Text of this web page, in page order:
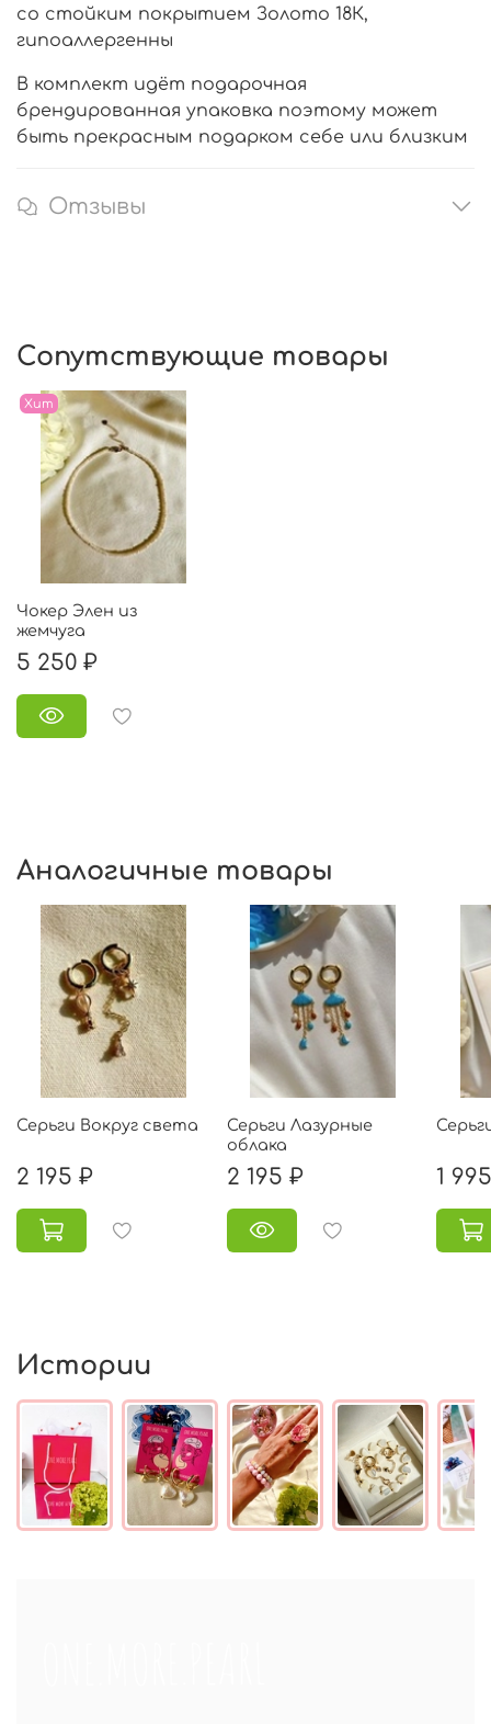
со стойким покрытием Золото 18К,
гипоаллергенны
В комплект идёт подарочная
брендированная упаковка поэтому может
быть прекрасным подарком себе или близким
Отзывы
Сопутствующие товары
Хит
Чокер Элен из
жемчуга
5 250 ₽
Аналогичные товары
Серьги Вокруг света
2 195 ₽
Серьги Лазурные
облака
2 195 ₽ 1
Истории